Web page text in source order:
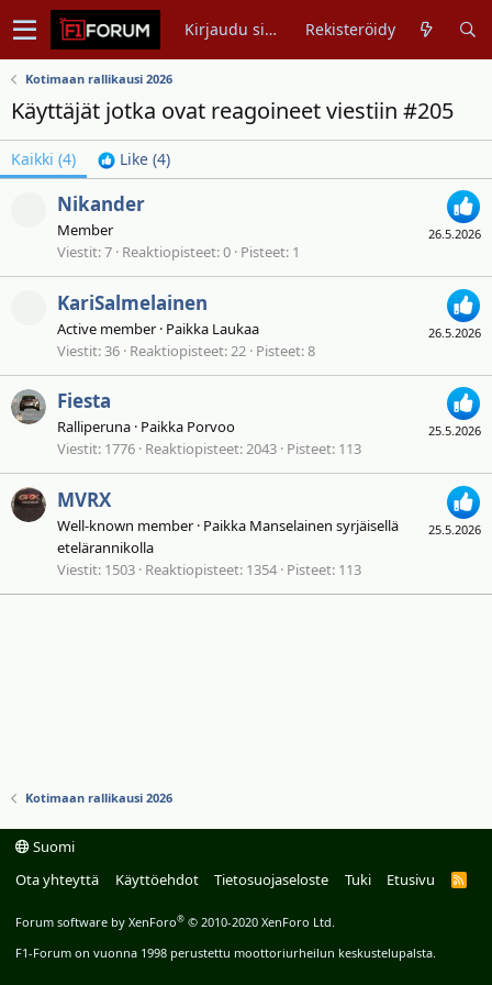
Kirjaudu sisään Rekisteröidy
Kotimaan rallikausi 2026
Käyttäjät jotka ovat reagoineet viestiin #205
Kaikki (4) Like (4)
26.5.2026
Nikander
Member
Viestit 7 Reaktiopisteet 0 Pisteet 1
26.5.2026
KariSalmelainen
Active member · Paikka Laukaa
Viestit 36 Reaktiopisteet 22 Pisteet 8
25.5.2026
Fiesta
Ralliperuna · Paikka Porvoo
Viestit 1776 Reaktiopisteet 2043 Pisteet 113
25.5.2026
MVRX
Well-known member · Paikka Manselainen syrjäisellä
etelärannikolla
Viestit 1503 Reaktiopisteet 1354 Pisteet 113
Kotimaan rallikausi 2026
Suomi
Ota yhteyttä
Käyttöehdot Tietosuojaseloste Tuki Etusivu
R
Forum software by XenForo® © 2010-2020 XenForo Ltd.
F1-Forum on vuonna 1998 perustettu moottoriurheilun keskustelupalsta.